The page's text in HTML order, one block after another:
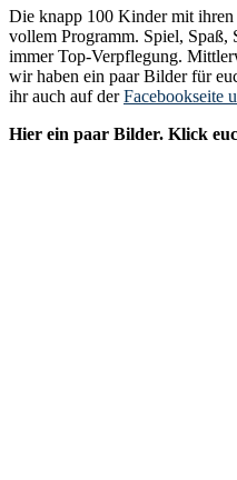
Die knapp 100 Kinder mit
vollem Programm. Spiel, Spaß,
immer Top-Verpflegung.
wir haben ein paar Bilder für
ihr auch auf derFacebookseite
Hier ein paar Bilder. Klick